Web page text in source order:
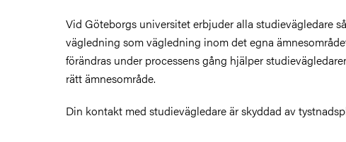
Vid Göteborgs universitet erbjuder alla studievägledare
vägledning som vägledning inom det egna
förändras under processens gång hjälper
rätt ämnesområde.
Din kontakt med studievägledare är skyddad av